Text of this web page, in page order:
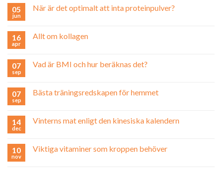
05
jun
När är det optimalt att inta proteinpulver?
16
apr
Allt om kollagen
07
sep
Vad är BMI och hur beräknas det?
07
sep
Bästa träningsredskapen för hemmet
14
dec
Vinterns mat enligt den kinesiska kalendern
10
nov
Viktiga vitaminer som kroppen behöver